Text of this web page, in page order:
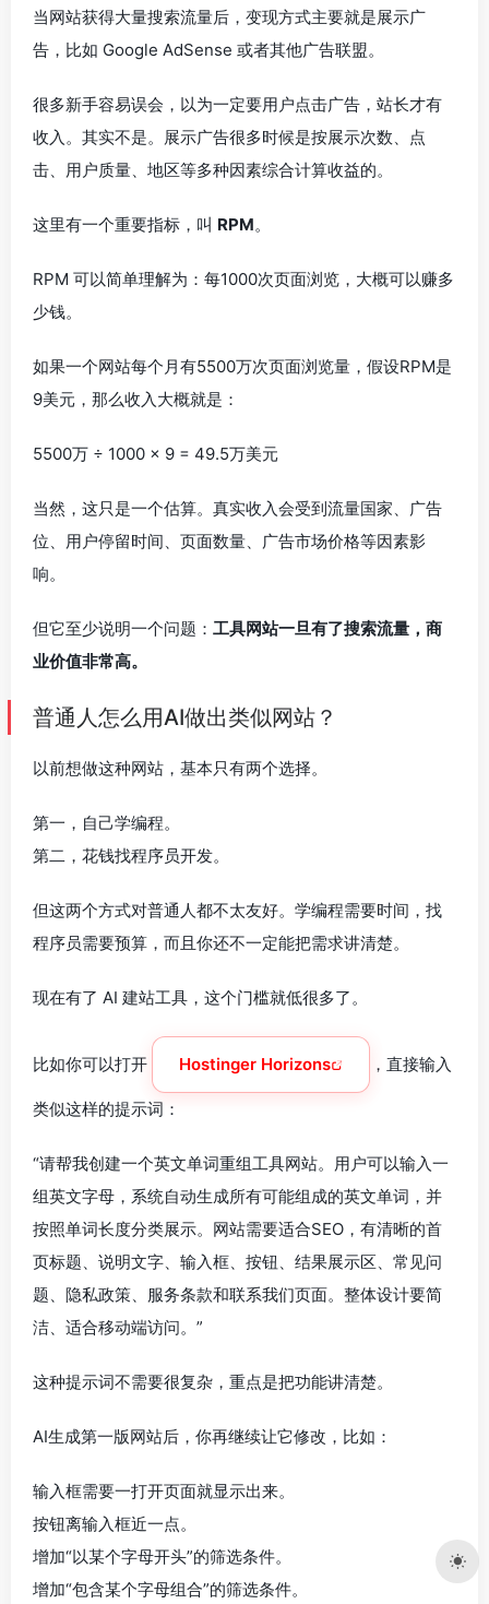
当网站获得大量搜索流量后，变现方式主要就是展示广
告，比如 Google AdSense 或者其他广告联盟。
很多新手容易误会，以为一定要用户点击广告，站长才有
收入。其实不是。展示广告很多时候是按展示次数、点
击、用户质量、地区等多种因素综合计算收益的。
这里有一个重要指标，叫 RPM。
RPM 可以简单理解为：每1000次页面浏览，大概可以赚多
少钱。
如果一个网站每个月有5500万次页面浏览量，假设RPM是
9美元，那么收入大概就是：
5500万 ÷ 1000 × 9 = 49.5万美元
当然，这只是一个估算。真实收入会受到流量国家、广告
位、用户停留时间、页面数量、广告市场价格等因素影
响。
但它至少说明一个问题： 工具网站一旦有了搜索流量，商
业价值非常高。
普通人怎么用AI做出类似网站？
以前想做这种网站，基本只有两个选择。
第一，自己学编程。
第二，花钱找程序员开发。
但这两个方式对普通人都不太友好。学编程需要时间，找
程序员需要预算，而且你还不一定能把需求讲清楚。
现在有了 AI 建站工具，这个门槛就低很多了。
比如你可以打开 Hostinger Horizons ，直接输入
类似这样的提示词：
“请帮我创建一个英文单词重组工具网站。用户可以输入一
组英文字母，系统自动生成所有可能组成的英文单词，并
按照单词长度分类展示。网站需要适合SEO，有清晰的首
页标题、说明文字、输入框、按钮、结果展示区、常见问
题、隐私政策、服务条款和联系我们页面。整体设计要简
洁、适合移动端访问。”
这种提示词不需要很复杂，重点是把功能讲清楚。
AI生成第一版网站后，你再继续让它修改，比如：
输入框需要一打开页面就显示出来。
按钮离输入框近一点。
增加“以某个字母开头”的筛选条件。
增加“包含某个字母组合”的筛选条件。